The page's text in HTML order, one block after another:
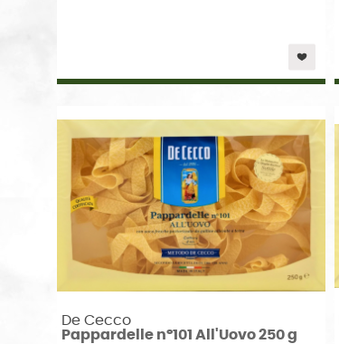
De Cecco
Pappardelle n°101 All'Uovo 250 g